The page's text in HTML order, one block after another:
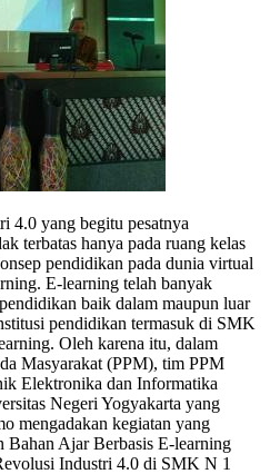
4.0 yang begitu pesatnya
terbatas hanya pada ruang kelas
pendidikan pada dunia virtual
E-learning telah banyak
baik dalam maupun luar
pendidikan termasuk di SMK
Oleh karena itu, dalam
Masyarakat (PPM), tim PPM
Elektronika dan Informatika
Negeri Yogyakarta yang
mengadakan kegiatan yang
Bahan Ajar Berbasis E-learning
Industri 4.0 di SMK N 1